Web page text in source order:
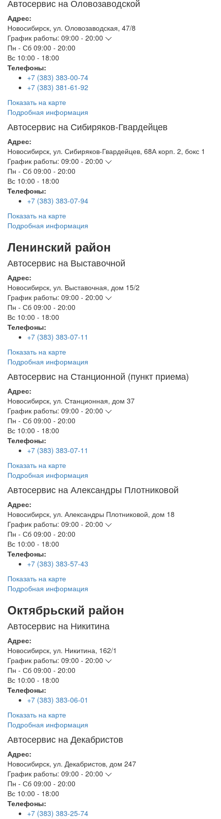
Автосервис на Оловозаводской
Адрес:
Новосибирск, ул. Оловозаводская, 47/8
График работы: 09:00 - 20:00
Пн - Сб 09:00 - 20:00
Вс 10:00 - 18:00
Телефоны:
+7 (383) 383-00-74
+7 (383) 381-61-92
Показать на карте
Подробная информация
Автосервис на Сибиряков-Гвардейцев
Адрес:
Новосибирск, ул. Сибиряков-Гвардейцев, 68А корп. 2, бокс 1
График работы: 09:00 - 20:00
Пн - Сб 09:00 - 20:00
Вс 10:00 - 18:00
Телефоны:
+7 (383) 383-07-94
Показать на карте
Подробная информация
Ленинский район
Автосервис на Выставочной
Адрес:
Новосибирск, ул. Выставочная, дом 15/2
График работы: 09:00 - 20:00
Пн - Сб 09:00 - 20:00
Вс 10:00 - 18:00
Телефоны:
+7 (383) 383-07-11
Показать на карте
Подробная информация
Автосервис на Станционной (пункт приема)
Адрес:
Новосибирск, ул. Станционная, дом 37
График работы: 09:00 - 20:00
Пн - Сб 09:00 - 20:00
Вс 10:00 - 18:00
Телефоны:
+7 (383) 383-07-11
Показать на карте
Подробная информация
Автосервис на Александры Плотниковой
Адрес:
Новосибирск, ул. Александры Плотниковой, дом 18
График работы: 09:00 - 20:00
Пн - Сб 09:00 - 20:00
Вс 10:00 - 18:00
Телефоны:
+7 (383) 383-57-43
Показать на карте
Подробная информация
Октябрьский район
Автосервис на Никитина
Адрес:
Новосибирск, ул. Никитина, 162/1
График работы: 09:00 - 20:00
Пн - Сб 09:00 - 20:00
Вс 10:00 - 18:00
Телефоны:
+7 (383) 383-06-01
Показать на карте
Подробная информация
Автосервис на Декабристов
Адрес:
Новосибирск, ул. Декабристов, дом 247
График работы: 09:00 - 20:00
Пн - Сб 09:00 - 20:00
Вс 10:00 - 18:00
Телефоны:
+7 (383) 383-25-74